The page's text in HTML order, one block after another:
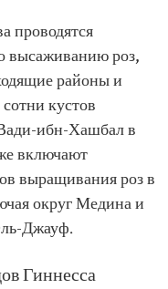
проводятся
высаживанию роз,
районы и
кустов
ибн-Хашбал в
включают
выращивания роз в
округ Медина и
Джауф.
Гиннесса